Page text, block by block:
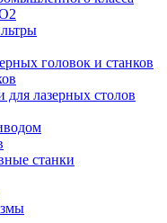
головок и станков
лазерных столов
станки